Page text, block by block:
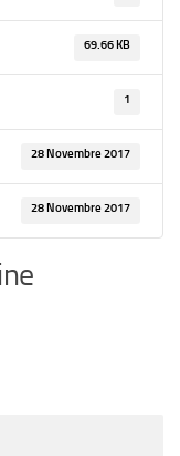
69.66 KB
1
28 Novembre 2017
28 Novembre 2017